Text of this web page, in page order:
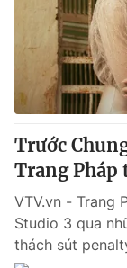
Sản phẩm
Thị trường
Tư vấn
Lịch phát
Chuyên mục khác
Emagazine
Photo
Video
Trước
Trang Pháp
VTV.vn - Trang
Studio 3 qua
thách sút